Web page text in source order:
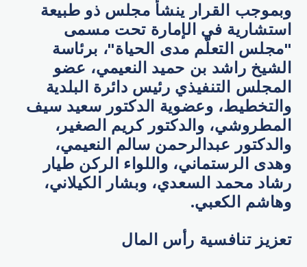
وبموجب القرار ينشأ مجلس ذو طبيعة
استشارية في الإمارة تحت مسمى
"مجلس التعلّم مدى الحياة"، برئاسة
الشيخ راشد بن حميد النعيمي، عضو
المجلس التنفيذي رئيس دائرة البلدية
والتخطيط، وعضوية الدكتور سعيد سيف
المطروشي، والدكتور كريم الصغير،
والدكتور عبدالرحمن سالم النعيمي،
وهدى الرستماني، واللواء الركن طيار
رشاد محمد السعدي، وبشار الكيلاني،
وهاشم الكعبي.
تعزيز تنافسية رأس المال